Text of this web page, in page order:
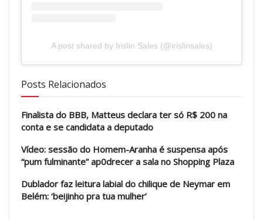
A post shared by Irislin Sales (@irislinsales)
Posts Relacionados
Finalista do BBB, Matteus declara ter só R$ 200 na
conta e se candidata a deputado
Vídeo: sessão do Homem-Aranha é suspensa após
“pum fulminante” ap0drecer a sala no Shopping Plaza
Dublador faz leitura labial do chilique de Neymar em
Belém: ‘beijinho pra tua mulher’